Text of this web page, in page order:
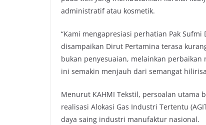
administratif atau kosmetik.
“Kami mengapresiasi perhatian Pak
disampaikan Dirut Pertamina terasa
bukan penyesuaian, melainkan
ini semakin menjauh dari semangat
Menurut KAHMI Tekstil, persoalan utama
realisasi Alokasi Gas Industri Tertentu
daya saing industri manufaktur nasional.